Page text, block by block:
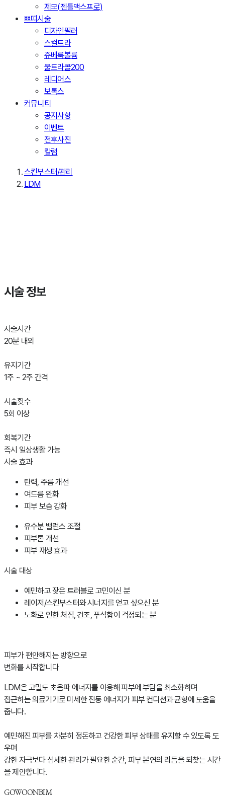
제모(젠틀맥스프로)
쁘띠시술
디자인필러
스컬트라
쥬베룩볼륨
울트라콜200
레디어스
보톡스
커뮤니티
공지사항
이벤트
전후사진
칼럼
스킨부스터/관리
LDM
시술 정보
시술시간
20분 내외
유지기간
1주 ~ 2주 간격
시술횟수
5회 이상
회복기간
즉시 일상생활 가능
시술 효과
탄력, 주름 개선
여드름 완화
피부 보습 강화
유수분 밸런스 조절
피부톤 개선
피부 재생 효과
시술 대상
예민하고 잦은 트러블로 고민이신 분
레이저/스킨부스터와 시너지를 얻고 싶으신 분
노화로 인한 처짐, 건조, 푸석함이 걱정되는 분
피부가 편안해지는 방향으로
변화를 시작합니다
LDM은 고밀도 초음파 에너지를 이용해 피부에 부담을 최소화하며
접근하는 의료기기로 미세한 진동 에너지가 피부 컨디션과 균형에 도움을
줍니다.
예민해진 피부를 차분히 정돈하고 건강한 피부 상태를 유지할 수 있도록 도
우며
강한 자극보다 섬세한 관리가 필요한 순간, 피부 본연의 리듬을 되찾는 시간
을 제안합니다.
GOWOONBIM